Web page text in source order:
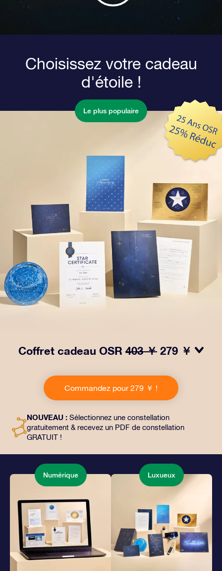
Choisissez votre cadeau
d'étoile !
Le plus populaire
Coffret cadeau OSR 403 ￥ 279 ￥
Ce cadeau comprend une belle enveloppe et des
documents personnalisés envoyés à l’adresse de votre
choix, ainsi que des documents numériques et
façon magique d’offrir un cadeau éternel à vos amis et
à vos proches.
Commandez pour 279 ￥ !
NOUVEAU : Sélectionnez une constellation
gratuitement & recevez un PDF de constellation
GRATUIT !
Numérique Luxueux